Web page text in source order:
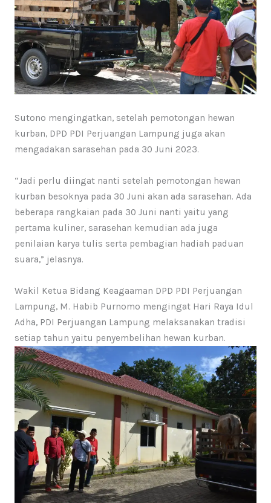
Sutono mengingatkan, setelah pemotongan hewan
kurban, DPD PDI Perjuangan Lampung juga akan
mengadakan sarasehan pada 30 Juni 2023.
“Jadi perlu diingat nanti setelah pemotongan hewan
kurban besoknya pada 30 Juni akan ada sarasehan. Ada
beberapa rangkaian pada 30 Juni nanti yaitu yang
pertama kuliner, sarasehan kemudian ada juga
penilaian karya tulis serta pembagian hadiah paduan
suara,” jelasnya.
Wakil Ketua Bidang Keagaaman DPD PDI Perjuangan
Lampung, M. Habib Purnomo mengingat Hari Raya Idul
Adha, PDI Perjuangan Lampung melaksanakan tradisi
setiap tahun yaitu penyembelihan hewan kurban.